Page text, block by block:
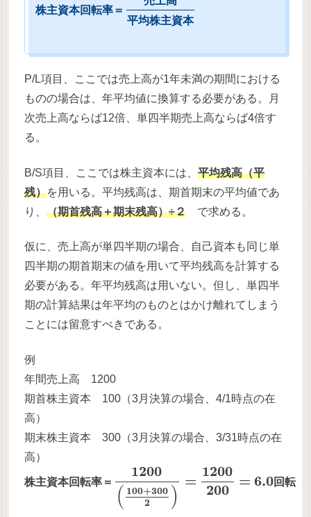
株主資本回転率＝
平均株主資本
P/L項目、ここでは売上高が1年未満の期間における
ものの場合は、年平均値に換算する必要がある。月
次売上高ならば12倍、単四半期売上高ならば4倍す
る。
B/S項目、ここでは株主資本には、平均残高（平
残）を用いる。平均残高は、期首期末の平均値であ
り、（期首残高＋期末残高）÷２ で求める。
仮に、売上高が単四半期の場合、自己資本も同じ単
四半期の期首期末の値を用いて平均残高を計算する
必要がある。年平均残高は用いない。但し、単四半
期の計算結果は年平均のものとはかけ離れてしまう
ことには留意すべきである。
例
年間売上高 1200
期首株主資本 100（3月決算の場合、4/1時点の在
高）
期末株主資本 300（3月決算の場合、3/31時点の在
高）
株主資本回転率＝
1200
( 100+300
2
)
=
1200
200
= 6.0回転